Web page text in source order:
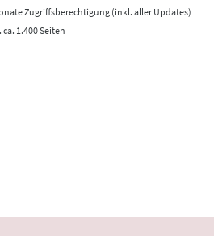
Zugriffsberechtigung (inkl. aller Updates)
1.400 Seiten